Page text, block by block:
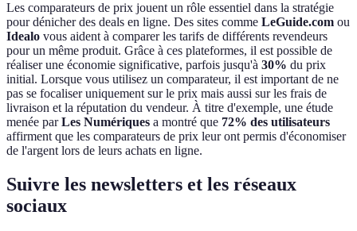
Les comparateurs de prix jouent un rôle essentiel dans la stratégie
pour dénicher des deals en ligne. Des sites comme LeGuide.com ou
Idealo vous aident à comparer les tarifs de différents revendeurs
pour un même produit. Grâce à ces plateformes, il est possible de
réaliser une économie significative, parfois jusqu'à 30% du prix
initial. Lorsque vous utilisez un comparateur, il est important de ne
pas se focaliser uniquement sur le prix mais aussi sur les frais de
livraison et la réputation du vendeur. À titre d'exemple, une étude
menée parLes Numériques a montré que 72% des utilisateurs
affirment que les comparateurs de prix leur ont permis d'économiser
de l'argent lors de leurs achats en ligne.
Suivre les newsletters et les réseaux
sociaux